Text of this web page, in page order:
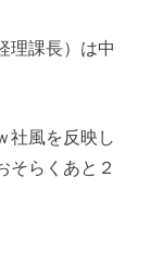
理課長）は中
社風を反映し
そらくあと２